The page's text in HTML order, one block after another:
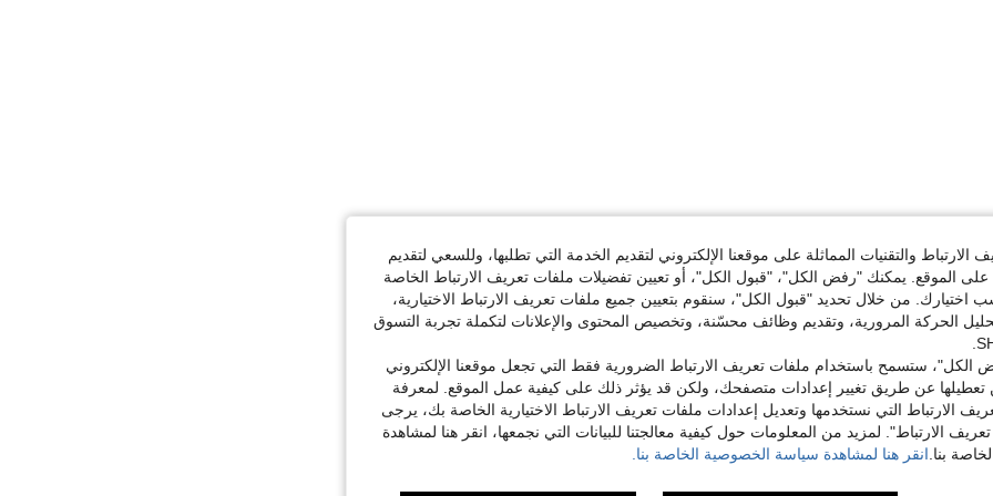
والتقنيات المماثلة على موقعنا الإلكتروني لتقديم الخدمة التي تطلبها، وللسعي لتقديم
الموقع. يمكنك "رفض الكل"، "قبول الكل"، أو تعيين تفضيلات ملفات تعريف الارتباط الخاصة
من خلال تحديد "قبول الكل"، سنقوم بتعيين جميع ملفات تعريف الارتباط الاختيارية،
الحركة المرورية، وتقديم وظائف محسّنة، وتخصيص المحتوى والإعلانات لتكملة تجربة التسوق
الكل"، ستسمح باستخدام ملفات تعريف الارتباط الضرورية فقط التي تجعل موقعنا الإلكتروني
عن طريق تغيير إعدادات متصفحك، ولكن قد يؤثر ذلك على كيفية عمل الموقع. لمعرفة
الارتباط التي نستخدمها وتعديل إعدادات ملفات تعريف الارتباط الاختيارية الخاصة بك، يرجى
الارتباط". لمزيد من المعلومات حول كيفية معالجتنا للبيانات التي نجمعها، انقر هنا لمشاهدة
بنا. انقر هنا لمشاهدة سياسة الخصوصية الخاصة بنا.